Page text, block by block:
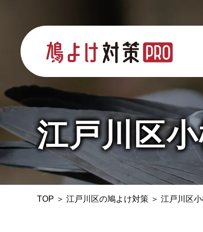
江戸川区
TOP ＞ 江戸川区の鳩よけ対策 ＞ 江戸川区